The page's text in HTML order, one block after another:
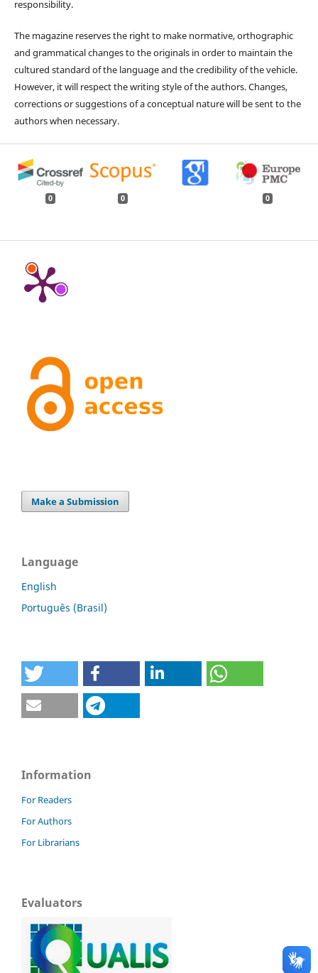
responsibility.
The magazine reserves the right to make normative, orthographic
and grammatical changes to the originals in order to maintain the
cultured standard of the language and the credibility of the vehicle.
However, it will respect the writing style of the authors. Changes,
corrections or suggestions of a conceptual nature will be sent to the
authors when necessary.
0 0 0
Make a Submission
Language
English
Português (Brasil)
Information
For Readers
For Authors
For Librarians
Evaluators